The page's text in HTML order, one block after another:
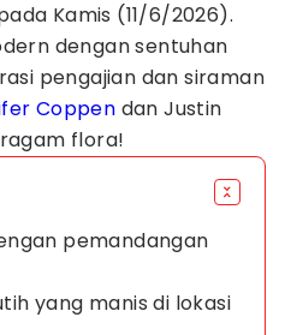
Kamis (11/6/2026).
dengan sentuhan
pengajian dan siraman
Coppen dan Justin
flora!
pemandangan
yang manis di lokasi